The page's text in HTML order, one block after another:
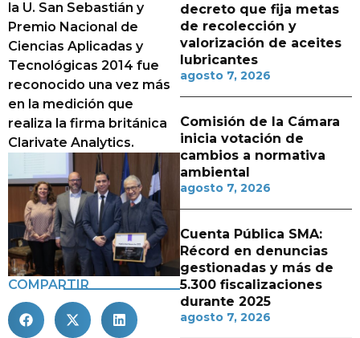
la U. San Sebastián y
Premio Nacional de
Ciencias Aplicadas y
Tecnológicas 2014 fue
reconocido una vez más
en la medición que
realiza la firma británica
Clarivate Analytics.
COMPARTIR
decreto que fija metas
de recolección y
valorización de aceites
lubricantes
agosto 7, 2026
Comisión de la Cámara
inicia votación de
cambios a normativa
ambiental
agosto 7, 2026
Cuenta Pública SMA:
Récord en denuncias
gestionadas y más de
5.300 fiscalizaciones
durante 2025
agosto 7, 2026